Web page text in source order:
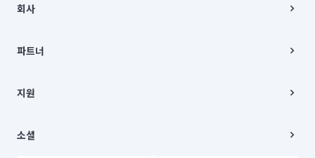
00019 |
주소 | 본사: 서울특별시 종로구 율곡로 6(중학동, 트윈트리빌딩) B동 5층
컨택센터 : 서울특별시 종로구 수송동 율곡로 24, 7층, 8층 미소
상품, 상품정보, 거래에 관한 의무와 책임은 거래당사자에게 있습니다.
언론 보도 관련 문의:
© 유한회사 미소. Miso, Inc. All Rights Reserved.
회사
채용
파트너
이사
지원
이용약관
소셜